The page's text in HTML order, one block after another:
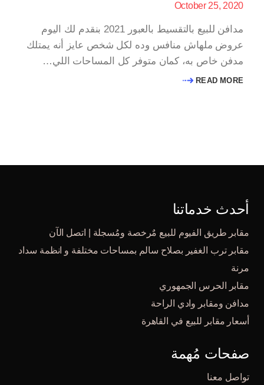
October 25, 2020
مدافن للبيع بالتقسيط بالعبور 2021 بنقدم لك اليوم
عروض ملهاش منافس وده لكل شخص عايز أنه يمتلك
مدفن خاص به، كمان متوفر كل المساحات اللي…
READ MORE
أحدث خدماتنا
مقابر طريق الفيوم للبيع مٌرخصة ومُسجلة | اتصل الآن
مقابر ترب الغفير بصلاح سالم بمساحات مختلفة و انظمة سداد
مرنة
مقابر الحرس الجمهوري
مدافن ومقابر وادي الراحة
أسعار مقابر للبيع في القاهرة
صفحات مُهمة
تواصل معنا